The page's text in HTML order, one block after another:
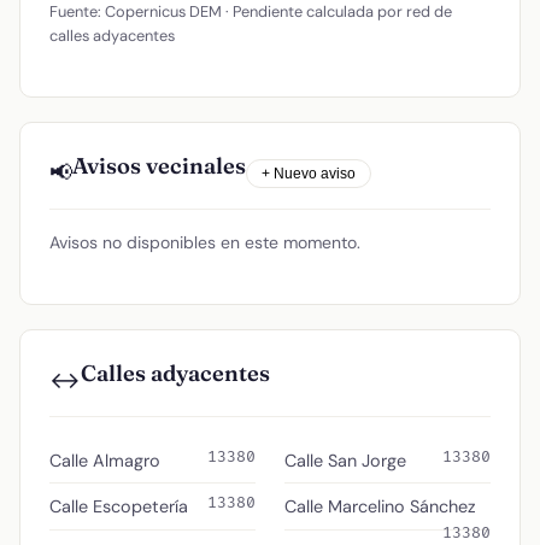
Fuente: Copernicus DEM · Pendiente calculada por red de
calles adyacentes
📢Avisos vecinales + Nuevo aviso
Avisos no disponibles en este momento.
↔️Calles adyacentes
Calle Almagro 13380
Calle Escopetería 13380
Calle San Jorge 13380
Calle Marcelino Sánchez
13380